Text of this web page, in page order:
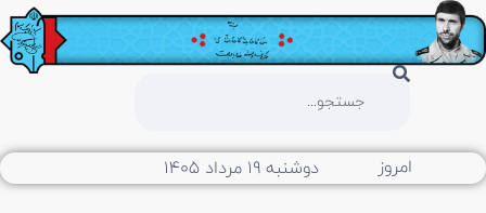
امروز دوشنبه ۱۹ مرداد ۱۴۰۵